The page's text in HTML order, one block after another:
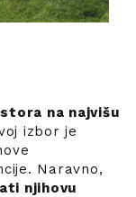
na najvišu
izbor je
Naravno,
njihovu